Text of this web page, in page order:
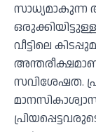
സാധ്യമാകുന്ന
വീട്ടിലെ
സവിശേഷത.